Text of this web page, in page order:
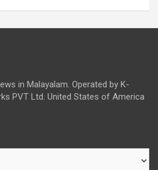
20 വിട്ടു
in Malayalam. Operated by K-
PVT Ltd. United States of America